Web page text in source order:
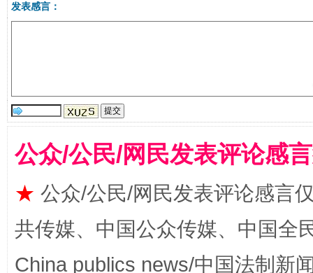
全民健身五年计划来了！等你上场
发表感言：
公众/公民/网民发表评论感
★ 公众/公民/网民发表评论感言
共传媒、中国公众传媒、中国全
China publics news/中国法制新